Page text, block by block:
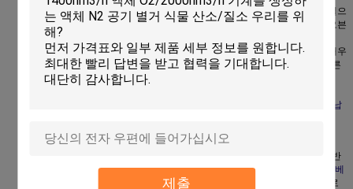
제출
오븐을 치료해서 – 일단 특정한 온도가 도달되면 물질에 있는 화학 반응을 일으
키는 원인이 되는 것을 디자인했습니다. 분말 코팅은1개의 일반적인 치료 오븐
사용입니다.
건조용 오븐 – 습기를 제거하는 것을 디자인했습니다. 전형적인 신청은 전 대우
하고 그리고 그리고 있습니다. 그런 오븐은 또한 킬른으로 때때로
킬른
에서 사용되다와 동일한 고열을 도달하지 않더라도, 알려집니다.
썰물 납
대류 썰물 오븐의 그래픽 보기.
오븐은 온도를 위해 개인적으로 통제될 수 있는 다수 지역을 포함합니다. 일반
적으로 한개 이상 냉각 지역에 선행된 몇몇 난방 지역이 있습니다. PCB는
컨베
에 오븐을 통해서 움직이고, 통제되는 시간 온도 단면도를 그러므로